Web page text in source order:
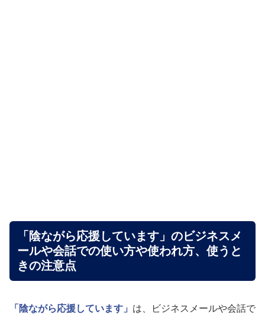
「陰ながら応援しています」のビジネスメ
ールや会話での使い方や使われ方、使うと
きの注意点
「陰ながら応援しています」 は、ビジネスメールや会話で